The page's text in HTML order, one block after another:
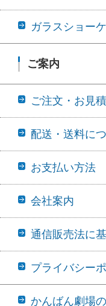
ガラスショー
ご案内
ご注文・お見
配送・送料に
お支払い方法
会社案内
通信販売法に
プライバシー
かんばん劇場